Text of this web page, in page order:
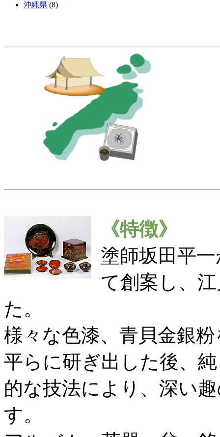
沖縄県 (8)
《特徴》
塗師坂田平
て創案し、
た。
様々な色漆、青貝金銀
平らに研ぎ出した後、
的な技法により、深い
す。